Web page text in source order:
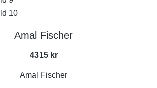
Amal Fischer
4315 kr
Amal Fischer